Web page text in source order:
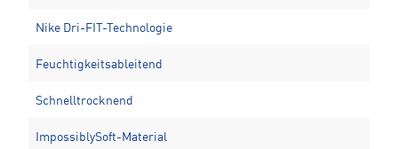
Nike Dri-FIT-Technologie
Feuchtigkeitsableitend
Schnelltrocknend
ImpossiblySoft-Material